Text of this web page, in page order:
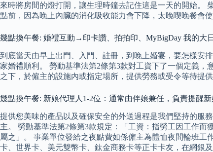
來時將房間的燈打開，讓生理時鐘去記住這是一天的開始。
點前，因為晚上內臟的消化吸收能力會下降，太晚喫晚餐會
幾點換午餐: 婚禮互動→印卡讚、拍拍印、MyBigDay 我的大
到底當天由早上出門、入門、註冊，到晚上婚宴，要怎樣安
家婚禮順利。 勞動基準法第2條第3款對工資下了一個定義
之下，於僱主的設施內或指定場所，提供勞務或受令等待提
幾點換午餐: 新娘代理人1-2位：通常由伴娘兼任，負責提醒
提供您美味的產品以及確保安全的外送過程是我們堅持的服
主。 勞動基準法第2條第3款規定：「工資：指勞工因工作
屬之」。 事業單位發給之夜點費如係僱主為體恤夜間輪班
卡、世界卡、美元雙幣卡、鈦金商務卡等正卡卡友，在網銀